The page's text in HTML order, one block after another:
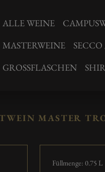
ALLE WEINE
MASTERWEINE
GROSSFLASCHEN
MASTER
Füllmenge: 0.75 L